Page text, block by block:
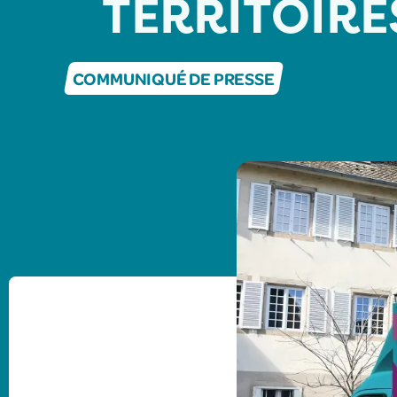
COMMUNIQUÉ DE PRESSE